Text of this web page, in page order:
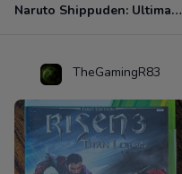
Naruto Shippuden: Ultimate Ninja Storm Generations - Card Edition Xbox 360
TheGamingR83